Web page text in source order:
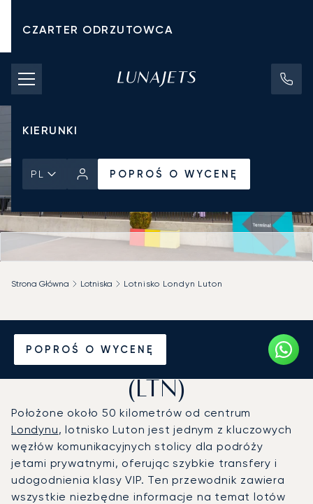
CZARTER ODRZUTOWCA
KOSZTY CZARTERU
PRYWATNE ODRZUTOWCE
KIERUNKI
PL POPROŚ O WYCENĘ
POPROŚ O WYCENĘ
Strona Główna Lotniska Lotnisko Londyn Luton
Prywatny odrzutowiec na
Lotnisko Londyn Luton
(LTN)
Położone około 50 kilometrów od centrum
Londynu, lotnisko Luton jest jednym z kluczowych
węzłów komunikacyjnych stolicy dla podróży
jetami prywatnymi, oferując szybkie transfery i
udogodnienia klasy VIP. Ten przewodnik zawiera
wszystkie niezbędne informacje na temat lotów